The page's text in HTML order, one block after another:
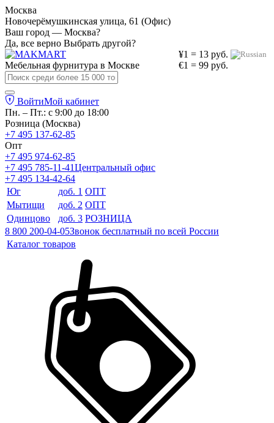
Москва
Новочерёмушкинская улица, 61 (Офис)
Ваш город — Москва?
Да, все верно Выбрать другой?
¥1 = 13 руб.
€1 = 99 руб.
Мебельная фурнитура в Москве
ВойтиМой кабинет
Пн. – Пт.: с 9:00 до 18:00
Розница (Москва)
+7 495 137-62-85
Опт
+7 495 974-62-85
+7 495 785-11-41Центральный офис
+7 495 134-42-64
Юг
доб. 1 ОПТ
Мытищи
доб. 2 ОПТ
Одинцово
доб. 3 РОЗНИЦА
8 800 200-04-05Звонок бесплатный по всей России
Каталог товаров